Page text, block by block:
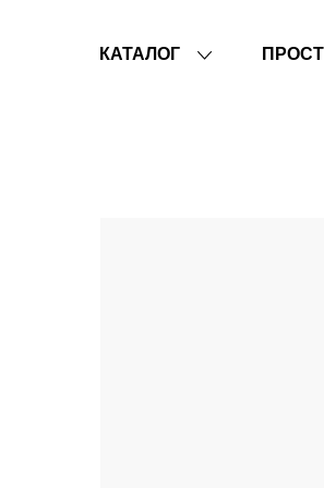
КАТАЛОГ